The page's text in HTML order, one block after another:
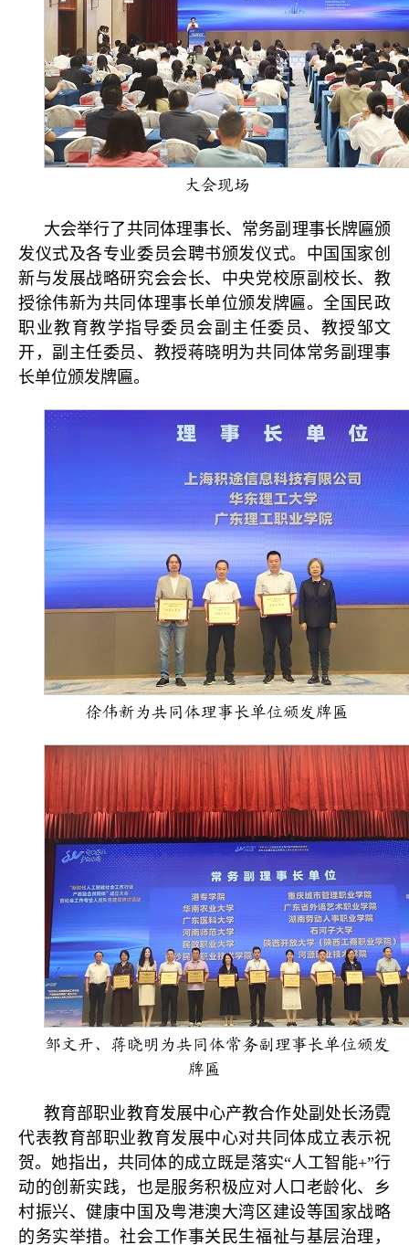
大会现场
大会举行了共同体理事长、常务副理事长牌匾颁
发仪式及各专业委员会聘书颁发仪式。中国国家创
新与发展战略研究会会长、中央党校原副校长、教
授徐伟新为共同体理事长单位颁发牌匾。全国民政
职业教育教学指导委员会副主任委员、教授邹文
开，副主任委员、教授蒋晓明为共同体常务副理事
长单位颁发牌匾。
徐伟新为共同体理事长单位颁发牌匾
邹文开、蒋晓明为共同体常务副理事长单位颁发
牌匾
教育部职业教育发展中心产教合作处副处长汤霓
代表教育部职业教育发展中心对共同体成立表示祝
贺。她指出，共同体的成立既是落实“人工智能+”行
动的创新实践，也是服务积极应对人口老龄化、乡
村振兴、健康中国及粤港澳大湾区建设等国家战略
的务实举措。社会工作事关民生福祉与基层治理，